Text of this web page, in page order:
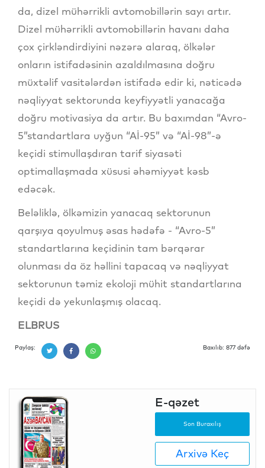
da, dizel mühərrikli avtomobillərin sayı artır.
Dizel mühərrikli avtomobillərin havanı daha
çox çirkləndirdiyini nəzərə alaraq, ölkələr
onların istifadəsinin azaldılmasına doğru
müxtəlif vasitələrdən istifadə edir ki, nəticədə
nəqliyyat sektorunda keyfiyyətli yanacağa
doğru motivasiya da artır. Bu baxımdan “Avro-
5”standartlara uyğun “Aİ-95” və “Aİ-98”-ə
keçidi stimullaşdıran tarif siyasəti
optimallaşmada xüsusi əhəmiyyət kəsb
edəcək.
Beləliklə, ölkəmizin yanacaq sektorunun
qarşıya qoyulmuş əsas hədəfə - “Avro-5”
standartlarına keçidinin tam bərqərar
olunması da öz həllini tapacaq və nəqliyyat
sektorunun təmiz ekoloji mühit standartlarına
keçidi də yekunlaşmış olacaq.
ELBRUS
Paylaş: Baxılıb: 877 dəfə
E-qəzet
Son Buraxılış
Arxivə Keç